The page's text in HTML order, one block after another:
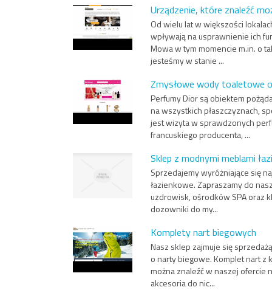
Urządzenie, które znaleźć
Od wielu lat w większości
wpływają na usprawnienie ich
Mowa w tym momencie m.in. o
jesteśmy w stanie ...
Zmysłowe wody toaletowe
Perfumy Dior są obiektem
na wszystkich płaszczyznach,
jest wizyta w sprawdzonych
francuskiego producenta, ...
Sklep z modnymi meblami
Sprzedajemy wyróżniające się
łazienkowe. Zapraszamy do
uzdrowisk, ośrodków SPA oraz
dozowniki do my...
Komplety nart biegowych
Nasz sklep zajmuje się
o narty biegowe. Komplet nart z
można znaleźć w naszej ofercie
akcesoria do nic...